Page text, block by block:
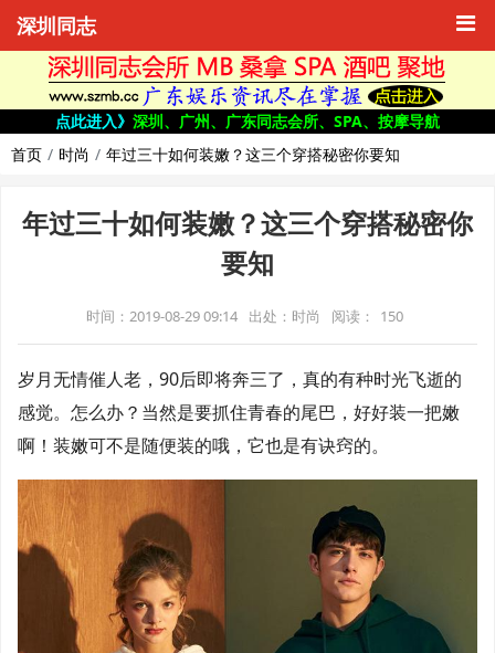
深圳同志
点此进入》 深圳、广州、广东同志会所、SPA、按摩导航
首页
时尚 年过三十如何装嫩？这三个穿搭秘密你要知
年过三十如何装嫩？这三个穿搭秘密你
要知
时间：2019-08-29 09:14 出处：时尚 阅读： 150
岁月无情催人老，90后即将奔三了，真的有种时光飞逝的
感觉。怎么办？当然是要抓住青春的尾巴，好好装一把嫩
啊！装嫩可不是随便装的哦，它也是有诀窍的。